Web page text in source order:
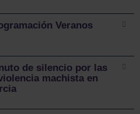
Veranos
de silencio por las
machista en